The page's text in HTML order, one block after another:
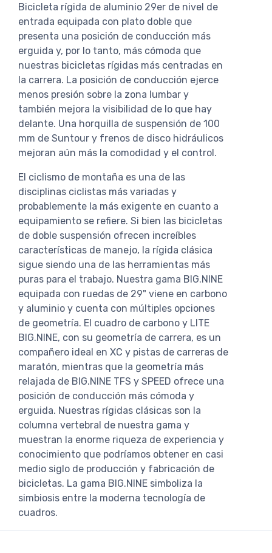
Bicicleta rígida de aluminio 29er de nivel de
entrada equipada con plato doble que
presenta una posición de conducción más
erguida y, por lo tanto, más cómoda que
nuestras bicicletas rígidas más centradas en
la carrera. La posición de conducción ejerce
menos presión sobre la zona lumbar y
también mejora la visibilidad de lo que hay
delante. Una horquilla de suspensión de 100
mm de Suntour y frenos de disco hidráulicos
mejoran aún más la comodidad y el control.
El ciclismo de montaña es una de las
disciplinas ciclistas más variadas y
probablemente la más exigente en cuanto a
equipamiento se refiere. Si bien las bicicletas
de doble suspensión ofrecen increíbles
características de manejo, la rígida clásica
sigue siendo una de las herramientas más
puras para el trabajo. Nuestra gama BIG.NINE
equipada con ruedas de 29" viene en carbono
y aluminio y cuenta con múltiples opciones
de geometría. El cuadro de carbono y LITE
BIG.NINE, con su geometría de carrera, es un
compañero ideal en XC y pistas de carreras de
maratón, mientras que la geometría más
relajada de BIG.NINE TFS y SPEED ofrece una
posición de conducción más cómoda y
erguida. Nuestras rígidas clásicas son la
columna vertebral de nuestra gama y
muestran la enorme riqueza de experiencia y
conocimiento que podríamos obtener en casi
medio siglo de producción y fabricación de
bicicletas. La gama BIG.NINE simboliza la
simbiosis entre la moderna tecnología de
cuadros.